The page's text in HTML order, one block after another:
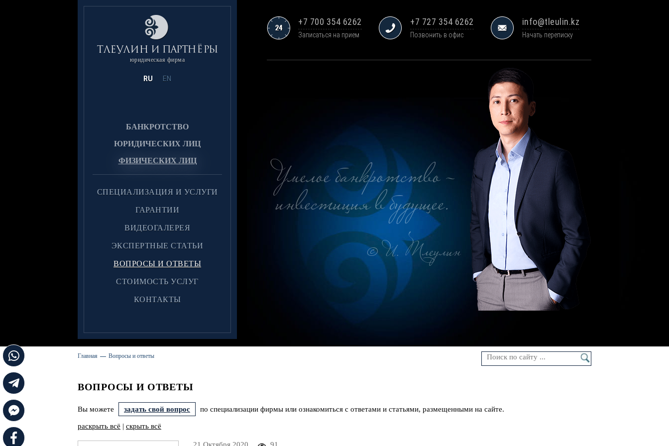
+7 700 354 6262
Записаться на прием
+7 727 354 6262
Позвонить в офис
info@tleulin.kz
Начать переписку
Умелое банкротство –
инвестиция в будущее.
© И. Тлеулин
юридическая фирма
RU EN
БАНКРОТСТВО
ЮРИДИЧЕСКИХ ЛИЦ
ФИЗИЧЕСКИХ ЛИЦ
CПЕЦИАЛИЗАЦИЯ И УСЛУГИ
ГАРАНТИИ
ВИДЕОГАЛЕРЕЯ
ЭКСПЕРТНЫЕ СТАТЬИ
ВОПРОСЫ И ОТВЕТЫ
CТОИМОСТЬ УСЛУГ
КОНТАКТЫ
Главная Вопросы и ответы
ВОПРОСЫ И ОТВЕТЫ
Вы можете задать свой вопрос по специализации фирмы или ознакомиться с ответами и статьями, размещенными на сайте.
раскрыть всё |скрыть всё